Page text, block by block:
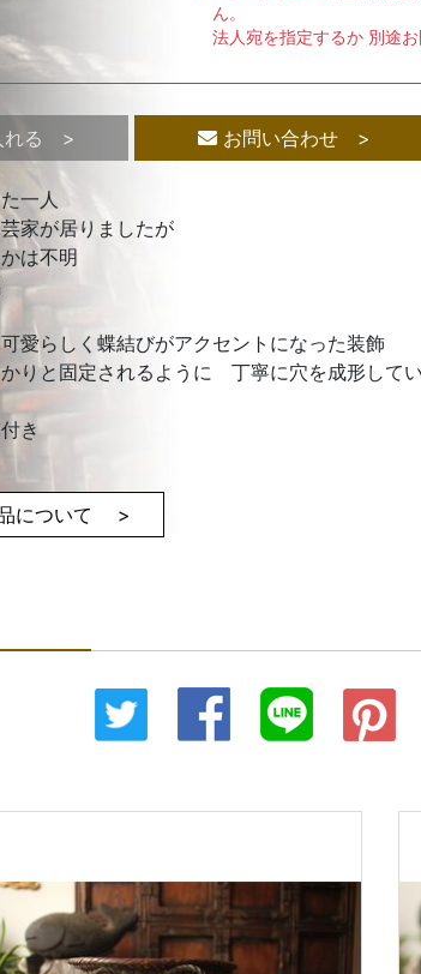
ん。
法人宛を指定するか 別途
れる > お問い合わせ >
一人
家が居りましたが
は不明
愛らしく蝶結びがアクセントになった装飾
りと固定されるように 丁寧に穴を成形して
き
品について >